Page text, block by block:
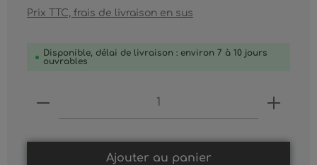
Prix TTC, frais de livraison en sus
Disponible, délai de livraison : environ 7 à 10 jours
ouvrables
Produkt Anzahl: Gib den
Ajouter au panier